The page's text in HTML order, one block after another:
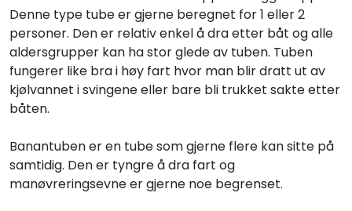
Denne type tube er gjerne beregnet for 1 eller 2
personer. Den er relativ enkel å dra etter båt og alle
aldersgrupper kan ha stor glede av tuben. Tuben
fungerer like bra i høy fart hvor man blir dratt ut av
kjølvannet i svingene eller bare bli trukket sakte etter
båten.
Banantuben er en tube som gjerne flere kan sitte på
samtidig. Den er tyngre å dra fart og
manøvreringsevne er gjerne noe begrenset.